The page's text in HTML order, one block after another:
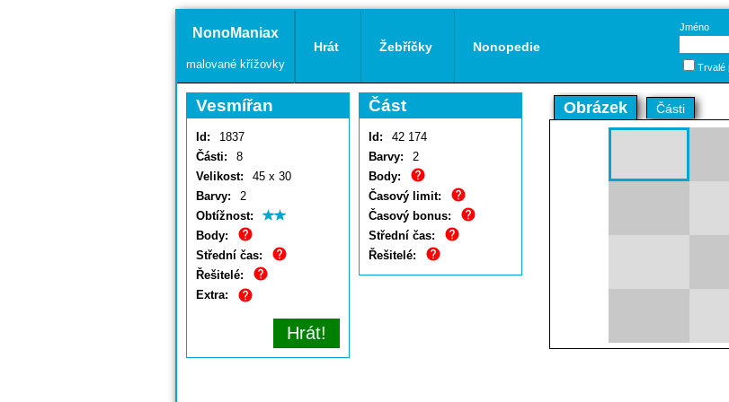
NonoManiax
malované křížovky
Hrát Žebříčky Nonopedie
Jméno
Trvalé
Vesmířan
Id:
1837
Části:
8
Velikost:
45 x 30
Barvy:
2
Obtížnost:
Body:
Střední čas:
Řešitelé:
Extra:
Hrát!
Část
Id:
42 174
Barvy:
2
Body:
Časový limit:
Časový bonus:
Střední čas:
Řešitelé:
Obrázek Části